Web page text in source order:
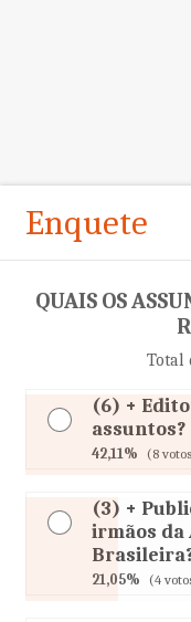
Enquete
QUAIS OS
Total
(6) +
assuntos?
42,11% (8
(3) +
irmãos da
21,05% (4